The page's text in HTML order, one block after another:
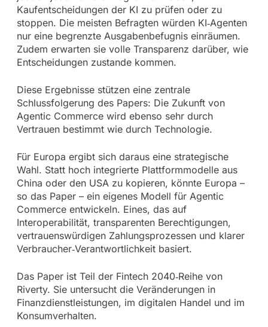
Kaufentscheidungen der KI zu prüfen oder zu
stoppen. Die meisten Befragten würden KI‑Agenten
nur eine begrenzte Ausgabenbefugnis einräumen.
Zudem erwarten sie volle Transparenz darüber, wie
Entscheidungen zustande kommen.
Diese Ergebnisse stützen eine zentrale
Schlussfolgerung des Papers: Die Zukunft von
Agentic Commerce wird ebenso sehr durch
Vertrauen bestimmt wie durch Technologie.
Für Europa ergibt sich daraus eine strategische
Wahl. Statt hoch integrierte Plattformmodelle aus
China oder den USA zu kopieren, könnte Europa –
so das Paper – ein eigenes Modell für Agentic
Commerce entwickeln. Eines, das auf
Interoperabilität, transparenten Berechtigungen,
vertrauenswürdigen Zahlungsprozessen und klarer
Verbraucher‑Verantwortlichkeit basiert.
Das Paper ist Teil der Fintech 2040‑Reihe von
Riverty. Sie untersucht die Veränderungen in
Finanzdienstleistungen, im digitalen Handel und im
Konsumverhalten.